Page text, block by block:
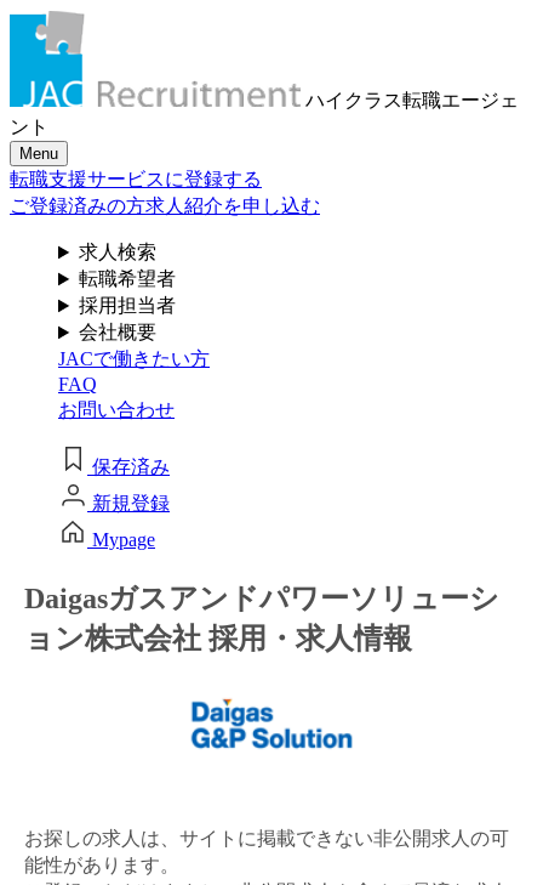
求人検索・転職事例
はじめに、あなたが活かしたい
「ご経験業種」
お選びください
サービス（人材・ホテル・旅行・教育）
商社
流通（EC・運輸・小売）
消費財（食品・アパレル・トイレタリー）
マスコミ（広告・制作）
建設・不動産
コンサルティング・シンクタンク・事務所
WEB（デジタル・メディア・ゲーム）
コンピュータハード・周辺機器
ハイクラス転職エージェ
ント
Menu
転職支援サービスに登録する
ご登録済みの方求人紹介を申し込む
求人検索
転職希望者
採用担当者
会社概要
JACで働きたい方
FAQ
お問い合わせ
保存済み
新規登録
Mypage
Daigasガスアンドパワーソリューシ
ョン株式会社 採用・求人情報
お探しの求人は、サイトに掲載できない非公開求人の可
能性があります。
メール認証とは？
メール認証は当社サービスを利用される方が登録されたメー
ルアドレスがご本人のもので受信可能であることを確認する
ための仕組みです。 これは主に、なりすまし等のセキュリテ
ィリスク低減や、サポートにおけるお客様のスムーズな本人
認証に役立ちます。お客様が安心してジェイ エイ シー リク
ルートメントをお使いいただくための大切な認証操作となり
個人情報取り扱いおよびサービス利用規約